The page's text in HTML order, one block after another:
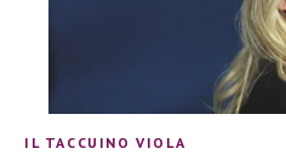
IL TACCUINO VIOLA